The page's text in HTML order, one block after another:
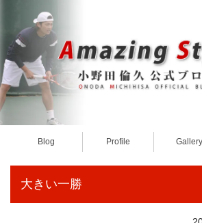
Blog Profile Gallery
大きい一勝